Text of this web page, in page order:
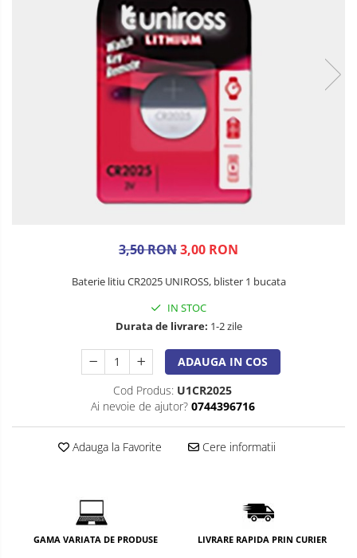
3,50 RON3,00 RON
Baterie litiu CR2025 UNIROSS, blister 1 bucata
IN STOC
Durata de livrare: 1-2 zile
ADAUGA IN COS
Cod Produs: U1CR2025
Ai nevoie de ajutor? 0744396716
Adauga la Favorite Cere informatii
GAMA VARIATA DE PRODUSE LIVRARE RAPIDA PRIN CURIER